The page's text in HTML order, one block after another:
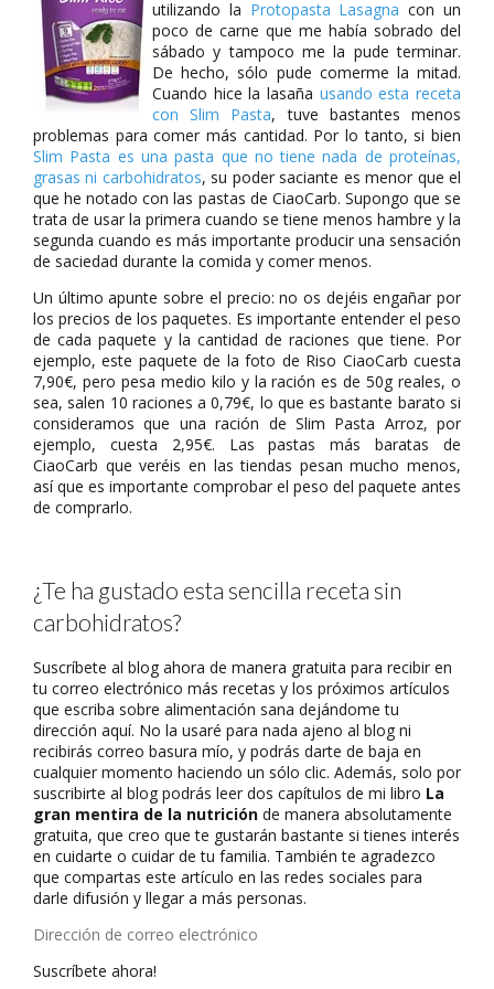
utilizando la Protopasta Lasagnacon un
poco de carne que me había sobrado del
sábado y tampoco me la pude terminar.
De hecho, sólo pude comerme la mitad.
Cuando hice la lasaña usando esta receta
con Slim Pasta, tuve bastantes menos
problemas para comer más cantidad. Por lo tanto, si bien
Slim Pasta es una pasta que no tiene nada de proteínas,
grasas ni carbohidratos, su poder saciante es menor que el
que he notado con las pastas de CiaoCarb. Supongo que se
trata de usar la primera cuando se tiene menos hambre y la
segunda cuando es más importante producir una sensación
de saciedad durante la comida y comer menos.
Un último apunte sobre el precio: no os dejéis engañar por
los precios de los paquetes. Es importante entender el peso
de cada paquete y la cantidad de raciones que tiene. Por
ejemplo, este paquete de la foto de Riso CiaoCarb cuesta
7,90€, pero pesa medio kilo y la ración es de 50g reales, o
sea, salen 10 raciones a 0,79€, lo que es bastante barato si
consideramos que una ración de Slim Pasta Arroz, por
ejemplo, cuesta 2,95€. Las pastas más baratas de
CiaoCarb que veréis en las tiendas pesan mucho menos,
así que es importante comprobar el peso del paquete antes
de comprarlo.
¿Te ha gustado esta sencilla receta sin
carbohidratos?
Suscríbete al blog ahora de manera gratuita para recibir en
tu correo electrónico más recetas y los próximos artículos
que escriba sobre alimentación sana dejándome tu
dirección aquí. No la usaré para nada ajeno al blog ni
recibirás correo basura mío, y podrás darte de baja en
cualquier momento haciendo un sólo clic. Además, solo por
suscribirte al blog podrás leer dos capítulos de mi libro La
gran mentira de la nutrición de manera absolutamente
gratuita, que creo que te gustarán bastante si tienes interés
en cuidarte o cuidar de tu familia. También te agradezco
que compartas este artículo en las redes sociales para
darle difusión y llegar a más personas.
Dirección
correo
Suscríbete ahora!